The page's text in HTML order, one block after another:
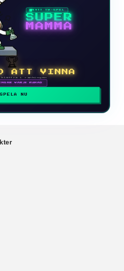
NYTT TV-SPEL
SUPER
MAMMA
🏆
ATT VINNA
klättra i rankingen
VARJE MÅNAD
SPELA NU